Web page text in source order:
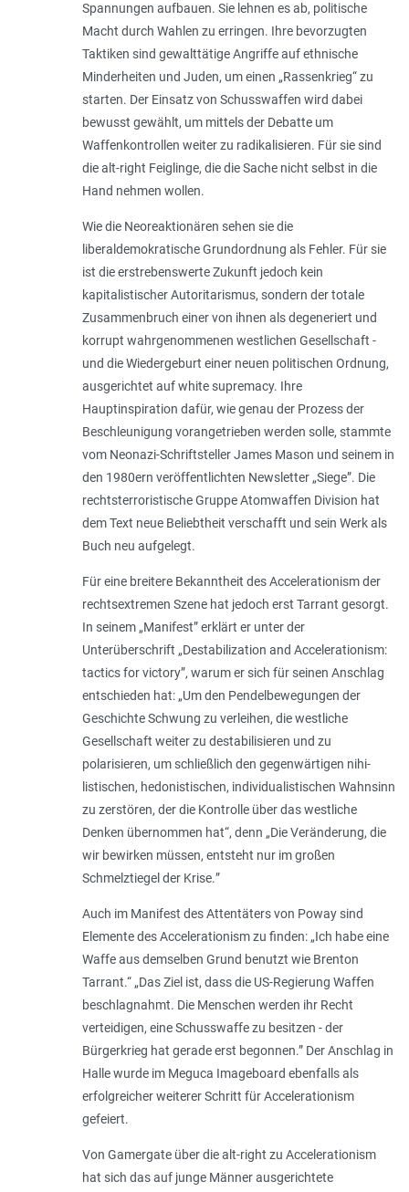
Spannungen aufbauen. Sie lehnen es ab, politische
Macht durch Wahlen zu erringen. Ihre bevorzugten
Taktiken sind gewalttätige Angriffe auf ethnische
Minderheiten und Juden, um ei­n­en „Rassenkrieg“ zu
starten. Der Einsatz von Schusswaffen wird dabei
bewusst gewählt, um mittels der Debatte um
Waffenkontrollen weiter zu radikalisieren. Für sie sind
die alt-right Feiglinge, die die Sache nicht selbst in die
Hand nehmen wollen.
Wie die Neoreaktionären sehen sie die
liberaldemokratische Grundordnung als Fehler. Für sie
ist die erstrebenswerte Zukunft jedoch kein
kapitalistischer Autoritarismus, sondern der totale
Zusammenbruch einer von ihnen als degeneriert und
korrupt wahrgenommenen westlichen Gesellschaft -
und die Wiedergeburt einer neuen politischen Ordnung,
ausgerichtet auf white supremacy. Ihre
Hauptinspiration dafür, wie genau der Prozess der
Beschleunigung vorangetrieben werden solle, stammte
vom Neonazi-Schriftsteller James Mason und seinem in
den 1980ern veröffentlichten News­letter „Siege”. Die
rechtsterroristische Gruppe Atomwaffen Division hat
dem Text neue Beliebtheit verschafft und sein Werk als
Buch neu aufgelegt.
Für eine breitere Bekanntheit des Accelerationism der
rechtsextremen Szene hat jedoch erst Tarrant gesorgt.
In seinem „Manifest” erklärt er unter der
Unterüberschrift „Destabilization and Accelerationism:
tactics for victory”, warum er sich für seinen Anschlag
entschieden hat: „Um den Pendelbewegungen der
Geschichte Schwung zu verleihen, die westliche
Gesellschaft weiter zu destabilisieren und zu
polarisieren, um schließlich den gegenwärtigen nihi­
listischen, hedonistischen, individualistischen Wahnsinn
zu zerstören, der die Kontrolle über das westliche
Denken übernommen hat“, denn „Die Veränderung, die
wir bewirken müssen, entsteht nur im großen
Schmelztiegel der Krise.”
Auch im Manifest des Attentäters von Poway sind
Elemente des Accelerationism zu finden: „Ich habe eine
Waffe aus demselben Grund benutzt wie Brenton
Tarrant.“ „Das Ziel ist, dass die US-Regierung Waffen
beschlagnahmt. Die Menschen werden ihr Recht
verteidigen, eine Schusswaffe zu besitzen - der
Bürgerkrieg hat gerade erst begonnen.” Der Anschlag in
Halle wurde im Meguca Imageboard ebenfalls als
erfolgreicher weiterer Schritt für Accelerationism
gefeiert.
Von Gamergate über die alt-right zu Accelerationism
hat sich das auf junge Männer ausgerichtete